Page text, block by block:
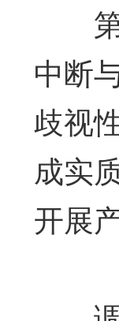
第
中断
歧视
成实
开展